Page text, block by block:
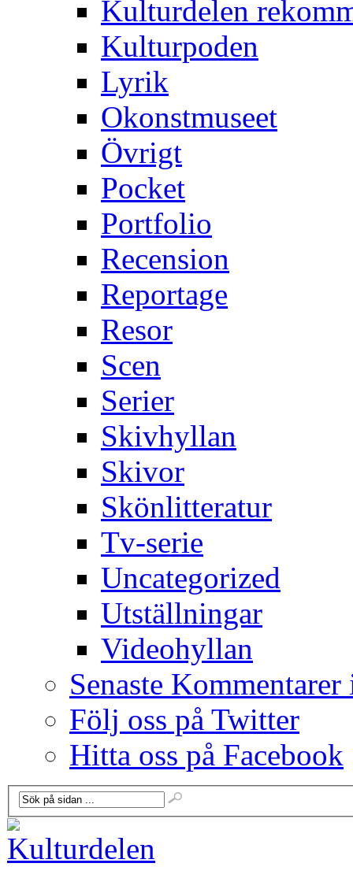
Kulturdelen
Kulturpoden
Lyrik
Okonstmuseet
Övrigt
Pocket
Portfolio
Recension
Reportage
Resor
Scen
Serier
Skivhyllan
Skivor
Skönlitteratur
Tv-serie
Uncategorized
Utställningar
Videohyllan
Senaste Kommentarer
Följ oss på Twitter
Hitta oss på Facebook